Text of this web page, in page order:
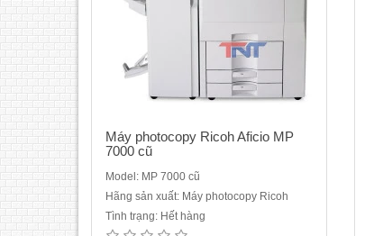
Máy photocopy Ricoh Aficio MP
7000 cũ
Model: MP 7000 cũ
Hãng sản xuất: Máy photocopy Ricoh
Tình trạng: Hết hàng
Máy thay thế Ricoh C3003Máy
photocopy Ricoh màu MP C3002 Dòng
may cũ nhập khẩu năm 2013/2014 Máy